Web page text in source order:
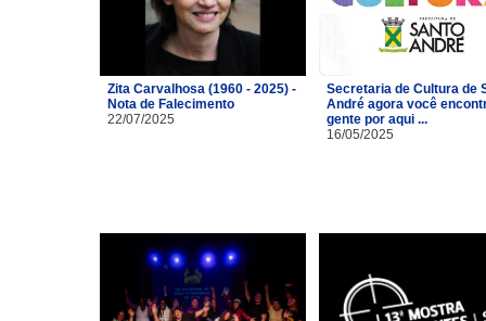
Zita Carvalhosa (1960 - 2025) -
Nota de Falecimento
22/07/2025
Secretaria de Cultura de
André agora você
gente por aqui ...
16/05/2025